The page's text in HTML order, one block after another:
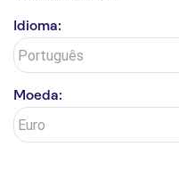
Idioma:
Moeda: